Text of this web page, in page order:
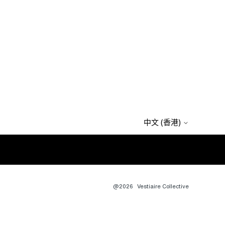
中文 (香港)
@2026 Vestiaire Collective